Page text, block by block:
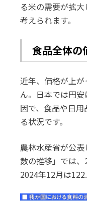
る米の需要が拡
考えられます。
食品全体の
近年、価格が上
ん。日本では円
因で、食品や日
る状況です。
農林水産省が公
数の推移」では
2024年12月は